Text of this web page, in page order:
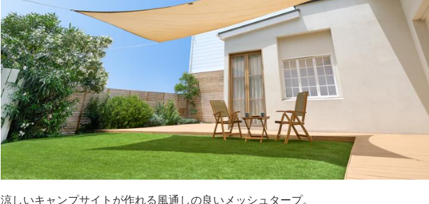
涼しいキャンプサイトが作れる風通しの良いメッシュタープ。